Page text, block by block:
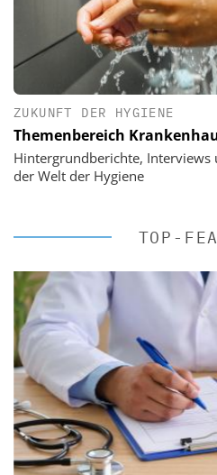
ZUKUNFT DER HYGIENE
Themenbereich
Hintergrundberichte,
der Welt der Hygiene
TOP-